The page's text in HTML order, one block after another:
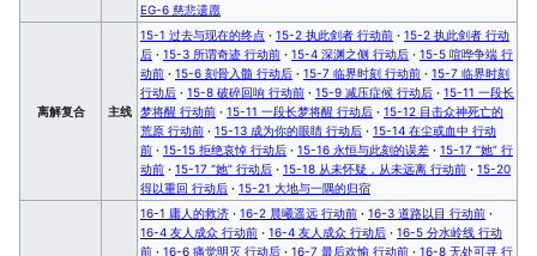
EG-6 慈悲遗愿
离解复合 主线
15-1 过去与现在的终点 · 15-2 执此剑者 行动前 · 15-2 执此剑者 行动
后 · 15-3 所谓奇迹 行动前 · 15-4 深渊之侧 行动后 · 15-5 喧哗争端 行
动前 · 15-6 刻骨入髓 行动后 · 15-7 临界时刻 行动前 · 15-7 临界时刻
行动后 · 15-8 破碎回响 行动前 · 15-9 减压症候 行动后 · 15-11 一段长
梦将醒 行动前 · 15-11 一段长梦将醒 行动后 · 15-12 目击众神死亡的
荒原 行动前 · 15-13 成为你的眼睛 行动后 · 15-14 在尘或血中 行动
前 · 15-15 拒绝哀悼 行动后 · 15-16 永恒与此刻的误差 · 15-17 “她” 行
动前 · 15-17 “她” 行动后 · 15-18 从未怀疑，从未远离 行动前 · 15-20
得以重回 行动后 · 15-21 大地与一隅的归宿
16-1 庸人的救济 · 16-2 晨曦遥远 行动前 · 16-3 道路以目 行动前 ·
16-4 友人成众 行动前 · 16-4 友人成众 行动后 · 16-5 分水岭线 行动
前 · 16-6 痛觉明灭 行动后 · 16-7 最后欢愉 行动前 · 16-8 无处可寻 行